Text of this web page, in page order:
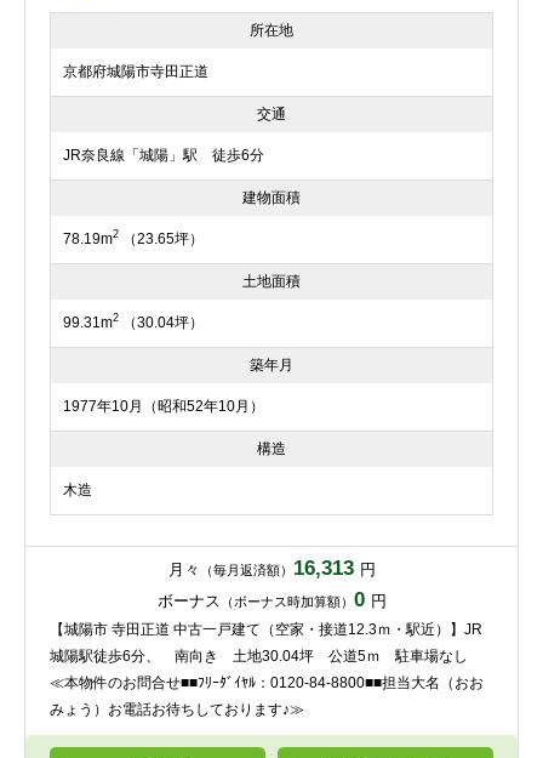
所在地
京都府城陽市寺田正道
交通
JR奈良線「城陽」駅 徒歩6分
建物面積
78.19m2 （23.65坪）
土地面積
99.31m2 （30.04坪）
築年月
1977年10月（昭和52年10月）
構造
木造
月々 （毎月返済額） 16,313 円
ボーナス （ボーナス時加算額） 0 円
【城陽市 寺田正道 中古一戸建て（空家・接道12.3ｍ・駅近）】JR
城陽駅徒歩6分、 南向き 土地30.04坪 公道5ｍ 駐車場なし
≪本物件のお問合せ■■ﾌﾘｰﾀﾞｲﾔﾙ：0120-84-8800■■担当大名（おお
みょう）お電話お待ちしております♪≫